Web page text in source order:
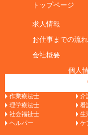
トップページ
求人情報
お仕事までの流れ
会社概要
個人
作業療法士 介
理学療法士
看
社会福祉士
生
ヘルパー
ケ